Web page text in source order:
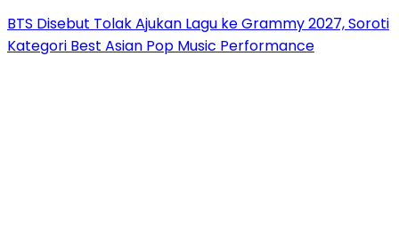
BTS Disebut Tolak Ajukan Lagu ke Grammy 2027, Soroti
Kategori Best Asian Pop Music Performance